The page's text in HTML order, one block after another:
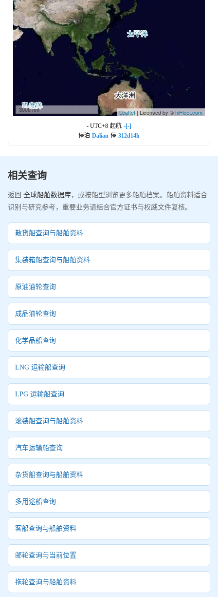
3000 nm Leaflet | Licensed by ©hiFleet.com
- UTC+8 起航 -[-]
停泊 Dalian 停 312d14h
相关查询
返回 全球船舶数据库，或按船型浏览更多船舶档案。船舶资料适合
识别与研究参考，重要业务请结合官方证书与权威文件复核。
散货船查询与船舶资料
集装箱船查询与船舶资料
原油油轮查询
成品油轮查询
化学品船查询
LNG 运输船查询
LPG 运输船查询
滚装船查询与船舶资料
汽车运输船查询
杂货船查询与船舶资料
多用途船查询
客船查询与船舶资料
邮轮查询与当前位置
拖轮查询与船舶资料